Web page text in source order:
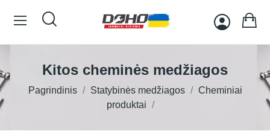
Kitos cheminės medžiagos
Pagrindinis Statybinės medžiagos
Cheminiai
produktai